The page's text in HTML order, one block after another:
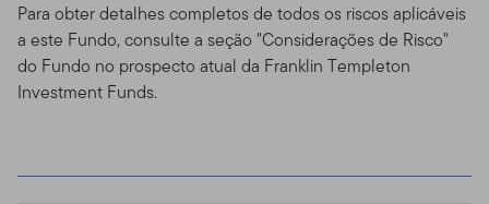
Para obter detalhes completos de todos os riscos aplicáveis
a este Fundo, consulte a seção "Considerações de Risco"
do Fundo no prospecto atual da Franklin Templeton
Investment Funds.